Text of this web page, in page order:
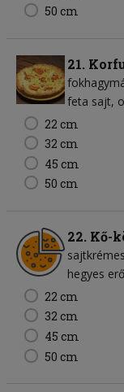
50 cm
21.
feta sajt
22 cm
32 cm
45 cm
50 cm
22. Kő-
hegyes
22 cm
32 cm
45 cm
50 cm